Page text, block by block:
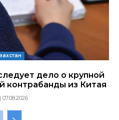
дело о крупной
контрабанды из Китая
07.08.2026